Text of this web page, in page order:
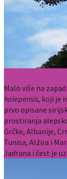
Malo više na
halepensis, koji je
prvo opisane
prostiranja
Grčke, Albanije,
Tunisa, Alžira i
Jadrana i čest je